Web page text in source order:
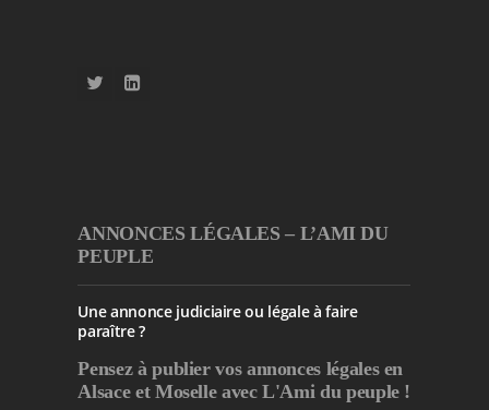
ANNONCES LÉGALES – L’AMI DU
PEUPLE
Une annonce judiciaire ou légale à faire
paraître ?
Pensez à publiervos annonces légales en
Alsace et Moselle avec L'Ami du peuple !